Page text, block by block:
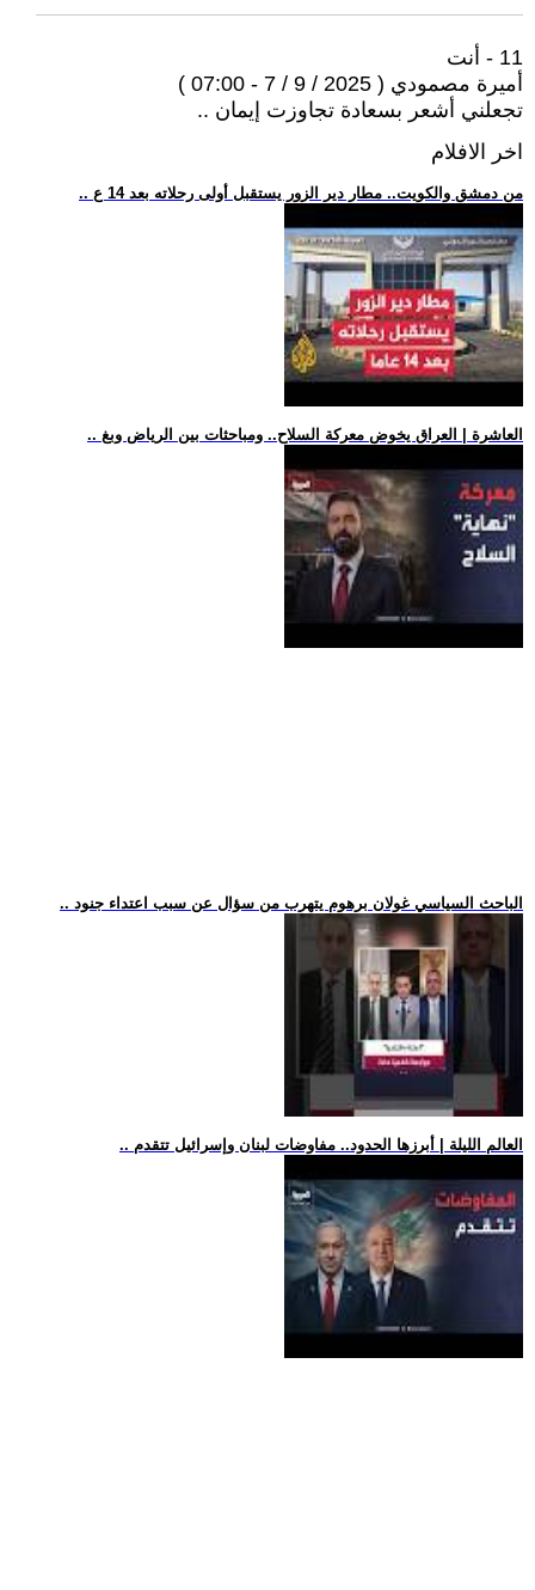
11 - أنت
أميرة مصمودي ( 2025 / 9 / 7 - 07:00 )
تجعلني أشعر بسعادة تجاوزت إيمان ..
اخر الافلام
.. من دمشق والكويت.. مطار دير الزور يستقبل أولى رحلاته بعد 14 ع
.. العاشرة | العراق يخوض معركة السلاح.. ومباحثات بين الرياض وبغ
.. الباحث السياسي غولان برهوم يتهرب من سؤال عن سبب اعتداء جنود
.. العالم الليلة | أبرزها الحدود.. مفاوضات لبنان وإسرائيل تتقدم